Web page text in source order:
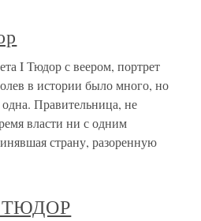
I Тюдор с веером, портрет
в истории было много, но
Правительница, не
власти ни с одним
страну, разоренную